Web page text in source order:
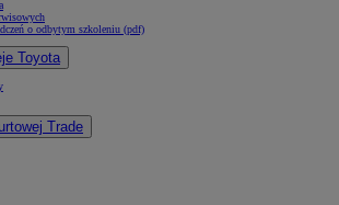
o odbytym szkoleniu (pdf)
Toyota
Trade